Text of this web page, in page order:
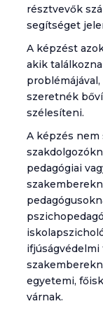
résztvevők
segítséget
A képzést
akik
szeretnék
szélesíteni.
A képzés nem
pedagógiai
egyetemi,
várnak.